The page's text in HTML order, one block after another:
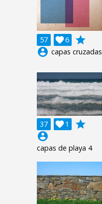
57 6

grade
account_circle capas cruzadas
37 1

grade
account_circle
capas de playa 4